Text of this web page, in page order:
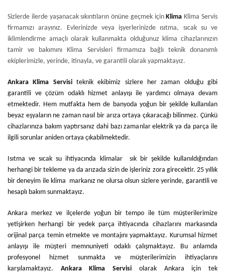
Sizlerde ilerde yaşanacak sıkıntıların önüne geçmek içinKlimaKlima Servis
firmamızı arayınız. Evlerinizde veya işyerlerinizde ısıtma, sıcak su ve
iklimlendirme amaçlı olarak kullanmakta olduğunuz klima cihazlarınızın
tamir ve bakımını Klima Servisleri firmamıza bağlı teknik donanımlı
ekiplerimizle, yerinde, itinayla, ve garantili olarak yapmaktayız.
Ankara Klima Servisi teknik ekibimiz sizlere her zaman olduğu gibi
garantili ve çözüm odaklı hizmet anlayışı ile yardımcı olmaya devam
etmektedir. Hem mutfakta hem de banyoda yoğun bir şekilde kullanılan
beyaz eşyaların ne zaman nasıl bir arıza ortaya çıkaracağı bilinmez. Çünkü
cihazlarınıza bakım yaptırsanız dahi bazı zamanlar elektrik ya da parça ile
ilgili sorunlar aniden ortaya çıkabilmektedir.
Isıtma ve sıcak su ihtiyacında klimalar sık bir şekilde kullanıldığından
herhangi bir tekleme ya da arızada sizin de işleriniz zora girecektir. 25 yıllık
bir deneyim ile klima markanız ne olursa olsun sizlere yerinde, garantili ve
hesaplı bakım sunmaktayız.
Ankara merkez ve ilçelerde yoğun bir tempo ile tüm müşterilerimize
yetişirken herhangi bir yedek parça ihtiyacında cihazlarını markasında
orijinal parça temin etmekte ve montajını yapmaktayız. Kurumsal hizmet
anlayışı ile müşteri memnuniyeti odaklı çalışmaktayız. Bu anlamda
profesyonel hizmet sunmakta ve müşterilerimizin ihtiyaçlarını
karşılamaktayız. Ankara Klima Servisi olarak Ankara için tek